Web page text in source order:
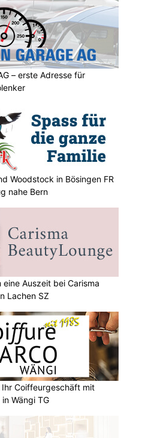
– erste Adresse für
Woodstock in Bösingen FR
nahe Bern
eine Auszeit bei Carisma
Lachen SZ
Coiffeurgeschäft mit
Wängi TG